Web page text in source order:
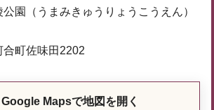
園（うまみきゅうりょうこうえん）
町佐味田2202
Google Mapsで地図を開く